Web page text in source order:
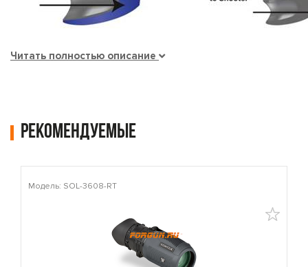
Читать полностью описание
Рекомендуемые
Модель: SOL-3608-RT